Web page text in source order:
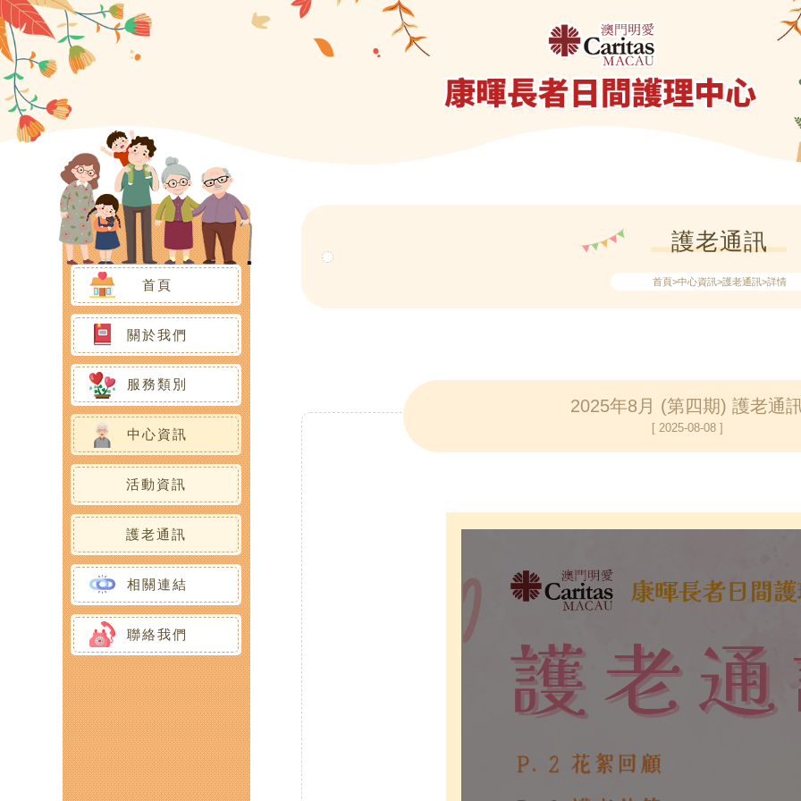
首頁
關於我們
組織架構
中心環境
服務類別
日間護理服務
家居照顧及支援服務
樂齡社區服務
護老者支援服務
義工服務
中心資訊
活動資訊
護老通訊
相關連結
聯絡我們
護老通訊
首頁>中心資訊>護老通訊>詳情
2025年8月 (第四期) 護老通
[ 2025-08-08 ]